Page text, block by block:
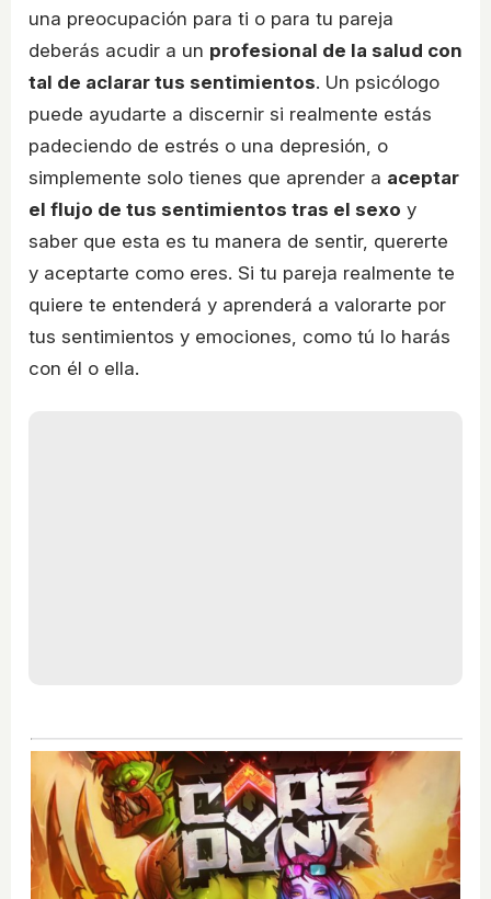
una preocupación para ti o para tu pareja
deberás acudir a un profesional de la salud con
tal de aclarar tus sentimientos. Un psicólogo
puede ayudarte a discernir si realmente estás
padeciendo de estrés o una depresión, o
simplemente solo tienes que aprender a aceptar
el flujo de tus sentimientos tras el sexo y
saber que esta es tu manera de sentir, quererte
y aceptarte como eres. Si tu pareja realmente te
quiere te entenderá y aprenderá a valorarte por
tus sentimientos y emociones, como tú lo harás
con él o ella.